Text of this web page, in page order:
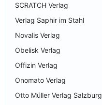
SCRATCH Verlag
Verlag Saphir im Stahl
Novalis Verlag
Obelisk Verlag
Offizin Verlag
Onomato Verlag
Otto Müller Verlag Salzburg